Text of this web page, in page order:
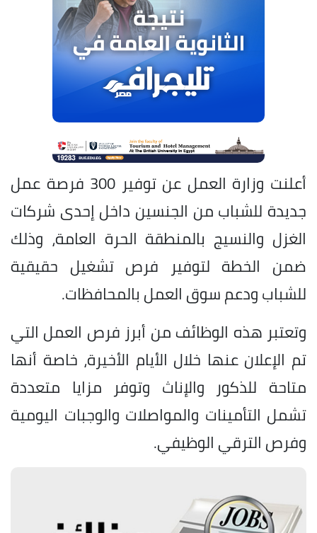
أعلنت وزارة العمل عن توفير 300 فرصة عمل
جديدة للشباب من الجنسين داخل إحدى شركات
الغزل والنسيج بالمنطقة الحرة العامة، وذلك
ضمن الخطة لتوفير فرص تشغيل حقيقية
للشباب ودعم سوق العمل بالمحافظات.
وتعتبر هذه الوظائف من أبرز فرص العمل التي
تم الإعلان عنها خلال الأيام الأخيرة، خاصة أنها
متاحة للذكور والإناث وتوفر مزايا متعددة
تشمل التأمينات والمواصلات والوجبات اليومية
وفرص الترقي الوظيفي.